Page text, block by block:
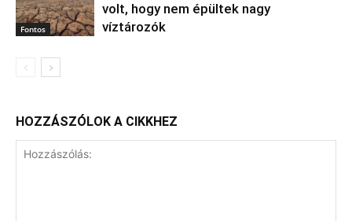
Fontos
volt, hogy nem épültek nagy
víztározók
HOZZÁSZÓLOK A CIKKHEZ